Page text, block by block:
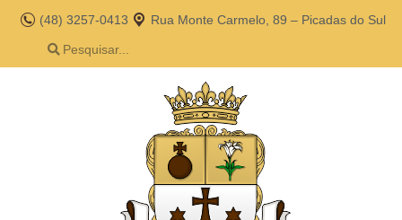
(48) 3257-0413 Rua Monte Carmelo, 89 – Picadas do Sul